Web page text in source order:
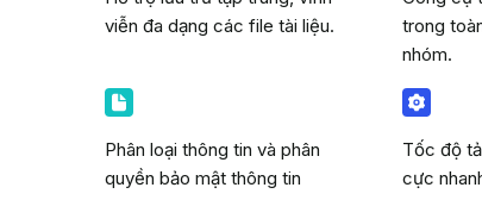
viễn đa dạng các file tài liệu.
trong
nhóm.
Phân loại thông tin và phân
quyền bảo mật thông tin
Tốc độ
cực